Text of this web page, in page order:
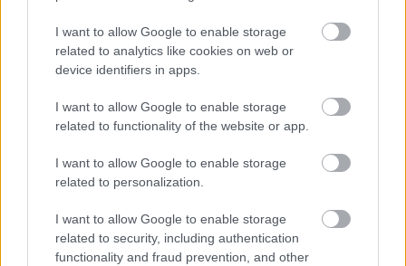
I want to allow Google to enable storage
related to analytics like cookies on web or
device identifiers in apps.
I want to allow Google to enable storage
related to functionality of the website or app.
I want to allow Google to enable storage
related to personalization.
I want to allow Google to enable storage
related to security, including authentication
functionality and fraud prevention, and other
Re: Toto je najväčší mýtus pri ošetrení dreva a môže vás
vyjsť draho. Ako ho ochrániť pred hnitím a škodcami?
sa zbavilo zarodkov skodcov...